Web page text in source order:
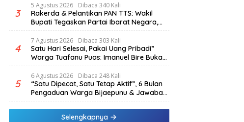
3
5 Agustus 2026 Dibaca 340 Kali
Rakerda & Pelantikan PAN TTS: Wakil
Bupati Tegaskan Partai Ibarat Negara,
SPK Buka Kabar Sawah 3.000 Hektar &
Larangan Politik Uang
4
7 Agustus 2026 Dibaca 303 Kali
Satu Hari Selesai, Pakai Uang Pribadi”
Warga Tuafanu Puas: Imanuel Bire Bukan
Menunggu, Tapi Langsung Bekerja
5
6 Agustus 2026 Dibaca 248 Kali
“Satu Dipecat, Satu Tetap Aktif”, 6 Bulan
Pengaduan Warga Bijaepunu & Jawaban
Asisten I TTS: Pelan-pelan, Tapi Pasti.
Selengkapnya